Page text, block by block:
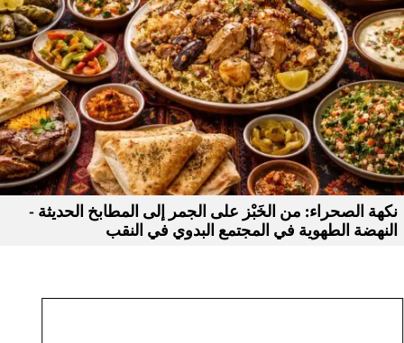
نكهة الصحراء: من الخَبْز على الجمر إلى المطابخ الحديثة -
النهضة الطهوية في المجتمع البدوي في النقب